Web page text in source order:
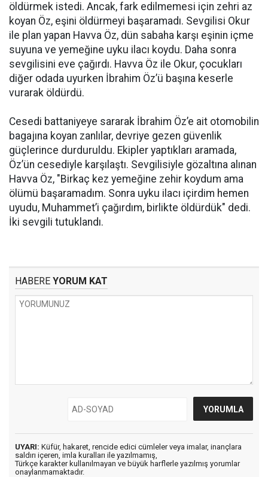
öldürmek istedi. Ancak, fark edilmemesi için zehri az
koyan Öz, eşini öldürmeyi başaramadı. Sevgilisi Okur
ile plan yapan Havva Öz, dün sabaha karşı eşinin içme
suyuna ve yemeğine uyku ilacı koydu. Daha sonra
sevgilisini eve çağırdı. Havva Öz ile Okur, çocukları
diğer odada uyurken İbrahim Öz’ü başına keserle
vurarak öldürdü.
Cesedi battaniyeye sararak İbrahim Öz’e ait otomobilin
bagajına koyan zanlılar, devriye gezen güvenlik
güçlerince durduruldu. Ekipler yaptıkları aramada,
Öz’ün cesediyle karşılaştı. Sevgilisiyle gözaltına alınan
Havva Öz, "Birkaç kez yemeğine zehir koydum ama
ölümü başaramadım. Sonra uyku ilacı içirdim hemen
uyudu, Muhammet’i çağırdım, birlikte öldürdük" dedi.
İki sevgili tutuklandı.
HABERE YORUM KAT
UYARI: Küfür, hakaret, rencide edici cümleler veya imalar, inançlara
saldırı içeren, imla kuralları ile yazılmamış,
Türkçe karakter kullanılmayan ve büyük harflerle yazılmış yorumlar
onaylanmamaktadır.